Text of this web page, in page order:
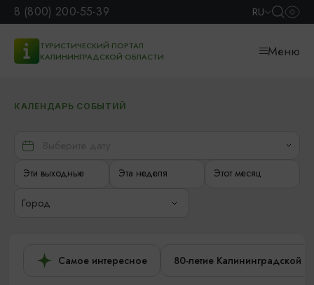
8 (800) 200-55-39 RU
ТУРИСТИЧЕСКИЙ ПОРТАЛ
КАЛИНИНГРАДСКОЙ ОБЛАСТИ
Меню
КАЛЕНДАРЬ СОБЫТИЙ
Эти выходные Эта неделя Этот месяц
Город
Самое интересное 80-летие Калининградской